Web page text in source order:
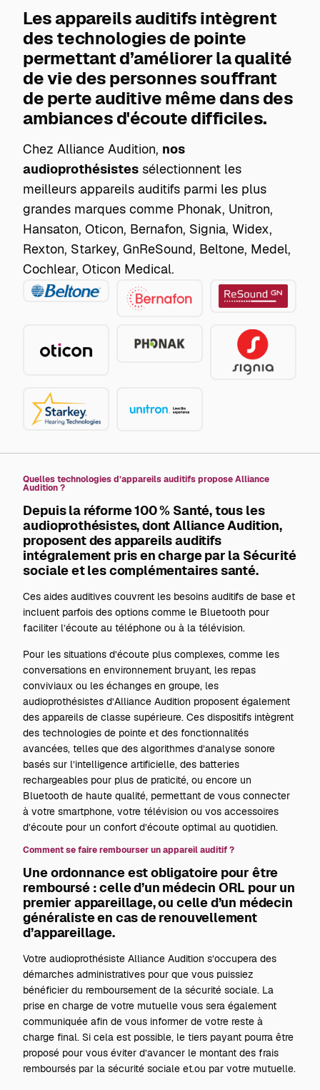
Les appareils auditifs intègrent
des technologies de pointe
permettant d’améliorer la qualité
de vie des personnes souffrant
de perte auditive même dans des
ambiances d'écoute difficiles.
Chez Alliance Audition, nos
audioprothésistes sélectionnent les
meilleurs appareils auditifs parmi les plus
grandes marques comme Phonak, Unitron,
Hansaton, Oticon, Bernafon, Signia, Widex,
Rexton, Starkey, GnReSound, Beltone, Medel,
Cochlear, Oticon Medical.
Beltone
Bernafon
GN
ReSound
Oticon
Phonak
Signia
Starkey Unitron
Quelles technologies d’appareils auditifs propose Alliance
Audition ?
Depuis la réforme 100 % Santé, tous les
audioprothésistes, dont Alliance Audition,
proposent des appareils auditifs
intégralement pris en charge par la Sécurité
sociale et les complémentaires santé.
Ces aides auditives couvrent les besoins auditifs de base et
incluent parfois des options comme le Bluetooth pour
faciliter l’écoute au téléphone ou à la télévision.
Pour les situations d’écoute plus complexes, comme les
conversations en environnement bruyant, les repas
conviviaux ou les échanges en groupe, les
audioprothésistes d’Alliance Audition proposent également
des appareils de classe supérieure. Ces dispositifs intègrent
des technologies de pointe et des fonctionnalités
avancées, telles que des algorithmes d’analyse sonore
basés sur l’intelligence artificielle, des batteries
rechargeables pour plus de praticité, ou encore un
Bluetooth de haute qualité, permettant de vous connecter
à votre smartphone, votre télévision ou vos accessoires
d’écoute pour un confort d’écoute optimal au quotidien.
Comment se faire rembourser un appareil auditif ?
Une ordonnance est obligatoire pour être
remboursé : celle d’un médecin ORL pour un
premier appareillage, ou celle d’un médecin
généraliste en cas de renouvellement
d’appareillage.
Votre audioprothésiste Alliance Audition s’occupera des
démarches administratives pour que vous puissiez
bénéficier du remboursement de la sécurité sociale. La
prise en charge de votre mutuelle vous sera également
communiquée afin de vous informer de votre reste à
charge final. Si cela est possible, le tiers payant pourra être
proposé pour vous éviter d’avancer le montant des frais
remboursés par la sécurité sociale et.ou par votre mutuelle.